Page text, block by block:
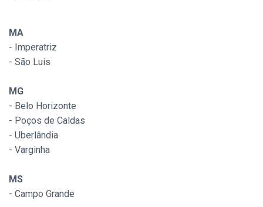
MA
- Imperatriz
- São Luis
MG
- Belo Horizonte
- Poços de Caldas
- Uberlândia
- Varginha
MS
- Campo Grande